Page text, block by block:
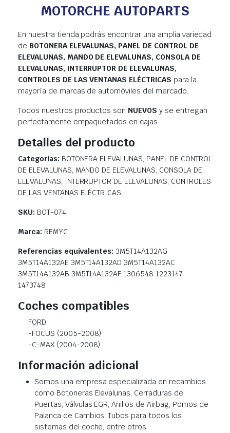
MOTORCHE AUTOPARTS
En nuestra tienda podrás encontrar una amplia variedad
de BOTONERA ELEVALUNAS, PANEL DE CONTROL DE
ELEVALUNAS, MANDO DE ELEVALUNAS, CONSOLA DE
ELEVALUNAS, INTERRUPTOR DE ELEVALUNAS,
CONTROLES DE LAS VENTANAS ELÉCTRICAS para la
mayoría de marcas de automóviles del mercado.
Todos nuestros productos son NUEVOS y se entregan
perfectamente empaquetados en cajas.
Detalles del producto
Categorias: BOTONERA ELEVALUNAS, PANEL DE CONTROL
DE ELEVALUNAS, MANDO DE ELEVALUNAS, CONSOLA DE
ELEVALUNAS, INTERRUPTOR DE ELEVALUNAS, CONTROLES
DE LAS VENTANAS ELÉCTRICAS
SKU: BOT-074
Marca: REMYC
Referencias equivalentes:3M5T14A132AG
3M5T14A132AE 3M5T14A132AD 3M5T14A132AC
3M5T14A132AB 3M5T14A132AF 1306548 1223147
1473748
Coches compatibles
FORD:
-FOCUS (2005-2008)
-C-MAX (2004-2008)
Información adicional
Somos una empresa especializada en recambios
como Botoneras Elevalunas, Cerraduras de
Puertas, Válvulas EGR, Anillos de Airbag, Pomos de
Palanca de Cambios, Tubos para todos los
sistemas del coche, entre otros.